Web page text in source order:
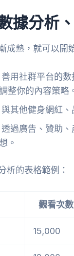
據分析
成熟，就可以開
善用社群平台的
整你的內容策略
與其他健身網紅
透過廣告、贊助
。
析的表格範例：
觀看次數
15,000